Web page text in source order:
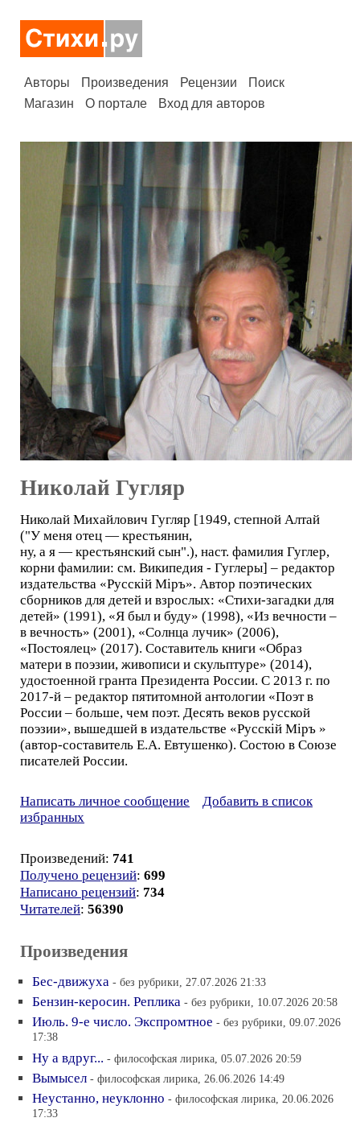
Авторы Произведения Рецензии
Поиск
Магазин
О портале Вход для авторов
Николай Гугляр
Николай Михайлович Гугляр [1949, степной Алтай
("У меня отец — крестьянин,
ну, а я — крестьянский сын".), наст. фамилия Гуглер,
корни фамилии: см. Википедия - Гуглеры] – редактор
издательства «Русскiй Мiръ». Автор поэтических
сборников для детей и взрослых: «Стихи-загадки для
детей» (1991), «Я был и буду» (1998), «Из вечности –
в вечность» (2001), «Солнца лучик» (2006),
«Постоялец» (2017). Составитель книги «Образ
матери в поэзии, живописи и скульптуре» (2014),
удостоенной гранта Президента России. С 2013 г. по
2017-й – редактор пятитомной антологии «Поэт в
России – больше, чем поэт. Десять веков русской
поэзии», вышедшей в издательстве «Русскiй Мiръ »
(автор-составитель Е.А. Евтушенко). Состою в Союзе
писателей России.
Написать личное сообщение
Добавить в список
избранных
Произведений: 741
Получено рецензий: 699
Написано рецензий: 734
Читателей: 56390
Произведения
Бес-движуха - без рубрики, 27.07.2026 21:33
Бензин-керосин. Реплика - без рубрики, 10.07.2026 20:58
Июль. 9-е число. Экспромтное - без рубрики, 09.07.2026
17:38
Ну а вдруг... - философская лирика, 05.07.2026 20:59
Вымысел - философская лирика, 26.06.2026 14:49
Неустанно, неуклонно - философская лирика, 20.06.2026
17:33